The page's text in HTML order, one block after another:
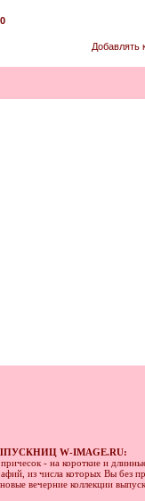
0
Добавлять
W-IMAGE.RU:
- на короткие и
из числа которых Вы без
вечерние коллекции